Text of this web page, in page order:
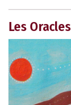
Les Oracles